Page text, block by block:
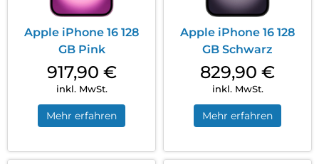
Apple iPhone 16 128
GB Pink
917,90 €
inkl. MwSt.
Mehr erfahren
Apple iPhone 16 128
GB Schwarz
829,90 €
inkl. MwSt.
Mehr erfahren